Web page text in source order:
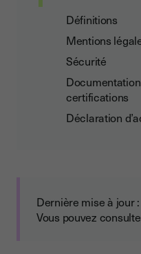
Définitions
Mentions
Sécurité
certifications
Déclaration
Dernière mise à jour
Vous pouvez